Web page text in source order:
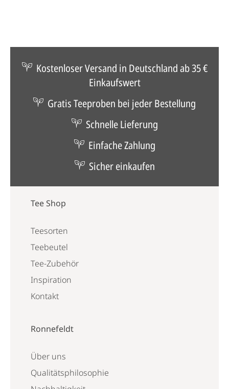
Kostenloser Versand in Deutschland ab 35 €
Einkaufswert
Gratis Teeproben bei jeder Bestellung
Schnelle Lieferung
Einfache Zahlung
Sicher einkaufen
Tee Shop
Teesorten
Teebeutel
Tee-Zubehör
Inspiration
Kontakt
Ronnefeldt
Über uns
Qualitätsphilosophie